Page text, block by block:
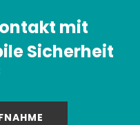
mit
Sicherheit